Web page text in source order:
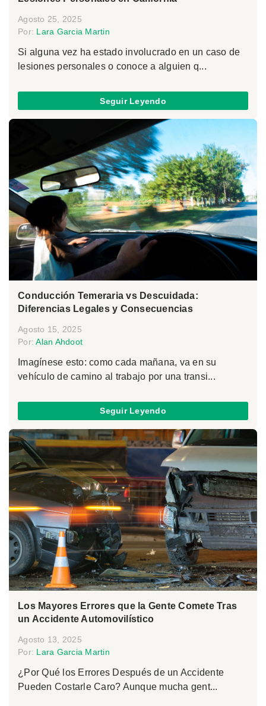
Agosto 25, 2025
Por: Lara Garcia Martin
Si alguna vez ha estado involucrado en un caso de
lesiones personales o conoce a alguien q...
Seguir Leyendo
Conducción Temeraria vs Descuidada:
Diferencias Legales y Consecuencias
Agosto 15, 2025
Por:Alan Ahdoot
Imagínese esto: como cada mañana, va en su
vehículo de camino al trabajo por una transi...
Seguir Leyendo
Los Mayores Errores que la Gente Comete Tras
un Accidente Automovilístico
Agosto 13, 2025
Por: Lara Garcia Martin
¿Por Qué los Errores Después de un Accidente
Pueden Costarle Caro? Aunque mucha gent...